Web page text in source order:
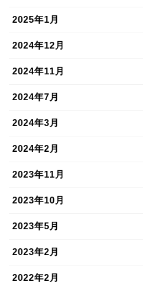
2025年1月
2024年12月
2024年11月
2024年7月
2024年3月
2024年2月
2023年11月
2023年10月
2023年5月
2023年2月
2022年2月